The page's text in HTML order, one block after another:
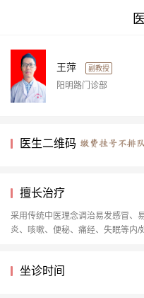
王萍 副教授
阳明路门诊部
医生二维码
擅长治疗
采用传统中医理念调治易发感冒、
炎、咳嗽、便秘、痛经、失眠等内/
坐诊时间